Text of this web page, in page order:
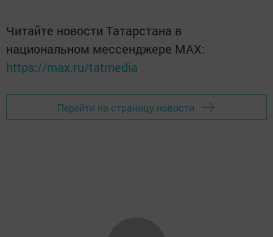
Читайте новости Татарстана в
национальном мессенджере MАХ:
https://max.ru/tatmedia
Перейти на страницу новости